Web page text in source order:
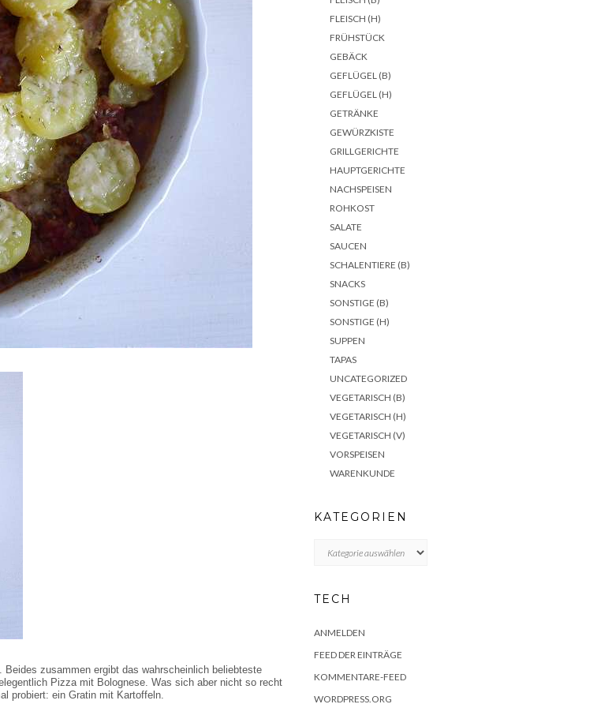
zusammen ergibt das wahrscheinlich beliebteste
Pizza mit Bolognese. Was sich aber nicht so recht
probiert: ein Gratin mit Kartoffeln.
FLEISCH (H)
FRÜHSTÜCK
GEBÄCK
GEFLÜGEL (B)
GEFLÜGEL (H)
GETRÄNKE
GEWÜRZKISTE
GRILLGERICHTE
HAUPTGERICHTE
NACHSPEISEN
ROHKOST
SALATE
SAUCEN
SCHALENTIERE (B)
SNACKS
SONSTIGE (B)
SONSTIGE (H)
SUPPEN
TAPAS
UNCATEGORIZED
VEGETARISCH (B)
VEGETARISCH (H)
VEGETARISCH (V)
VORSPEISEN
WARENKUNDE
KATEGORIEN
TECH
ANMELDEN
FEED DER EINTRÄGE
KOMMENTARE-FEED
WORDPRESS.ORG